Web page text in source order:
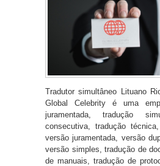
Tradutor simultâneo Lituano
Global Celebrity é uma
juramentada, tradução
consecutiva, tradução
versão juramentada, versão
versão simples, tradução de
de manuais, tradução de